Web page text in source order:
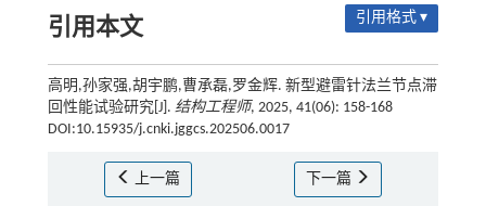
引用本文 引用格式 ▾
高明,孙家强,胡宇鹏,曹承磊,罗金辉. 新型避雷针法兰节点滞
回性能试验研究[J]. 结构工程师, 2025, 41(06): 158-168
DOI:10.15935/j.cnki.jggcs.202506.0017
上一篇 下一篇